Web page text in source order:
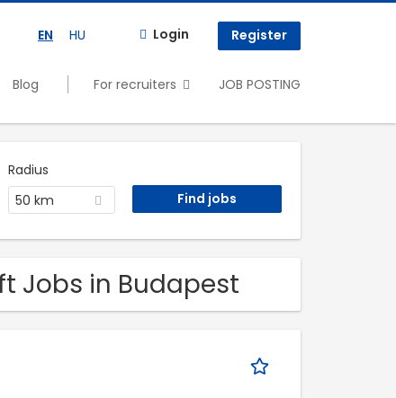
EN HU Login Register
Blog For recruiters JOB POSTING
Radius
50 km
Jobs in Budapest